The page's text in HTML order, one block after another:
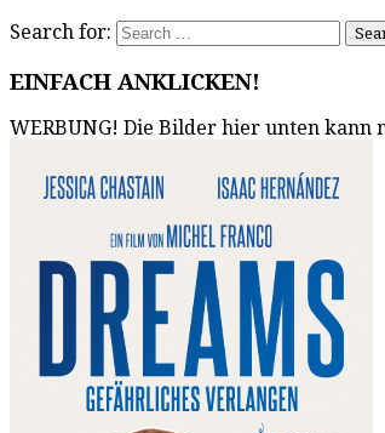
Search for:
EINFACH ANKLICKEN!
WERBUNG! Die Bilder hier unten kann